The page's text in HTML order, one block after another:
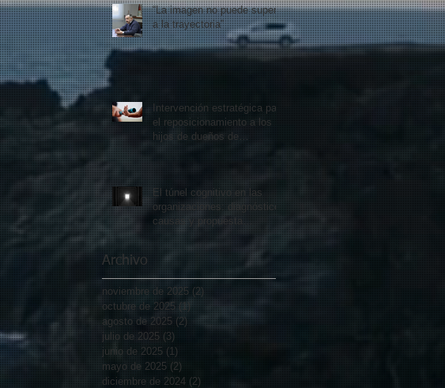
“La imagen no puede superar
a la trayectoria”
Intervención estratégica para
el reposicionamiento a los
hijos de dueños de
El túnel cognitivo en las
organizaciones: diagnóstico,
causas y propuesta
metodológica para recuperar
el dinamismo operativo
Archivo
noviembre de 2025 (2)
octubre de 2025 (1)
1 entrada
agosto de 2025 (2)
julio de 2025 (3)
junio de 2025 (1)
mayo de 2025 (2)
diciembre de 2024 (2)